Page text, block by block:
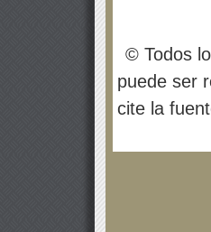
© Todos
puede ser
cite la